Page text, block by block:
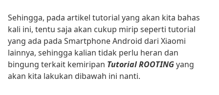
Sehingga, pada artikel tutorial yang akan kita bahas
kali ini, tentu saja akan cukup mirip seperti tutorial
yang ada pada Smartphone Android dari Xiaomi
lainnya, sehingga kalian tidak perlu heran dan
bingung terkait kemiripan Tutorial ROOTINGyang
akan kita lakukan dibawah ini nanti.